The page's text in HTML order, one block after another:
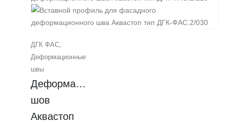
ДГК ФАС,
Деформационные
швы
Деформационный
шов
Аквастоп